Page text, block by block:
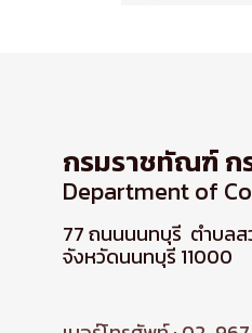
กรมราชทัณฑ์ ก
Department of
77 ถนนนนทบุรี ตำบลส
จังหวัดนนทบุรี 11000